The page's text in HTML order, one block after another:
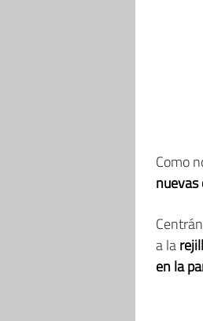
Como
a la
en la